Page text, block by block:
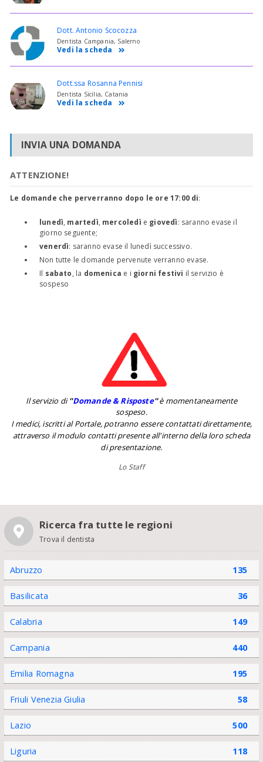
Dott. Antonio Scocozza
Dentista Campania, Salerno
Vedi la scheda
Dott.ssa Rosanna Pennisi
Dentista Sicilia, Catania
Vedi la scheda
INVIA UNA DOMANDA
ATTENZIONE!
Le domande che perverranno dopo le ore 17:00 di:
lunedì, martedì, mercoledì e giovedì: saranno evase il
giorno seguente;
venerdì: saranno evase il lunedì successivo.
Non tutte le domande pervenute verranno evase.
Il sabato, la domenica e i giorni festivi il servizio è
sospeso
Il servizio di''Domande & Risposte''è momentaneamente
sospeso.
I medici, iscritti al Portale, potranno essere contattati direttamente,
attraverso il modulo contatti presente all'interno della loro scheda
di presentazione.
Lo Staff
Ricerca fra tutte le regioni
Trova il dentista
Abruzzo 135
Basilicata 36
Calabria 149
Campania 440
Emilia Romagna 195
Friuli Venezia Giulia 58
Lazio 500
Liguria 118